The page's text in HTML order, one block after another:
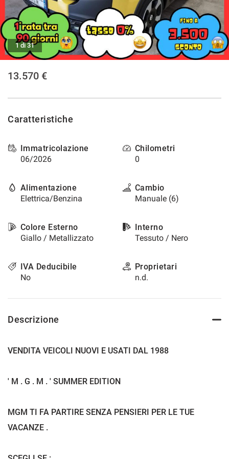
NEWS
1 di 31
13.570 €
Caratteristiche
Immatricolazione
06/2026
Chilometri
0
Alimentazione
Elettrica/Benzina
Cambio
Manuale (6)
Colore Esterno
Giallo / Metallizzato
Interno
Tessuto / Nero
IVA Deducibile
No
Proprietari
n.d.
Descrizione
VENDITA VEICOLI NUOVI E USATI DAL 1988
' M . G . M . ' SUMMER EDITION
MGM TI FA PARTIRE SENZA PENSIERI PER LE TUE
VACANZE .
tracciamento
che
adottiamo
per
offrire
le
e
le
di
Per
ottenere
sull'utilità
di
questi
tracciamento
alla
policy.
e
tue
qualsiasi
momento.